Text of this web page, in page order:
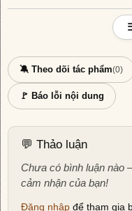
🔕 Theo dõi tác phẩm(0)
🚩 Báo lỗi nội dung
💬 Thảo luận
Chưa có bình luận nào
cảm nhận của bạn!
Đăng nhập để tham gia